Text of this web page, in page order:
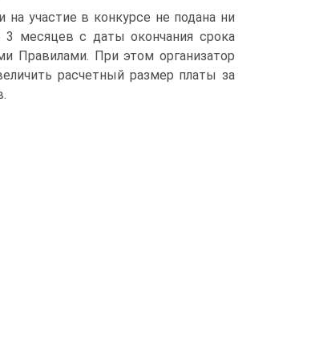
участие в конкурсе не подана ни
3 месяцев с даты окончания срока
Правилами. При этом организатор
расчетный размер платы за